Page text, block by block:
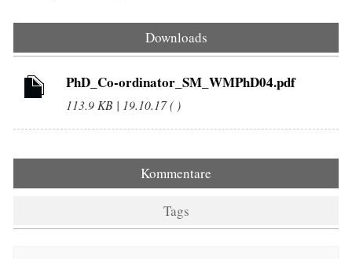
Downloads
PhD_Co-ordinator_SM_WMPhD04.pdf
113.9 KB | 19.10.17 ( )
Kommentare
Tags